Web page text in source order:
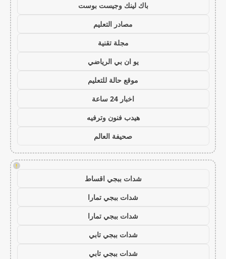
باك لينك وجيست بوست
مصادر التعليم
مجلة تقنية
يو ان بي الرياضي
موقع حالة للتعليم
اخبار 24 ساعة
هيدب فنون وترفيه
صحيفة العالم
!
شدات ببجي اقساط
شدات ببجي تمارا
شدات ببجي تمارا
شدات ببجي تابي
شدات ببجي تابي